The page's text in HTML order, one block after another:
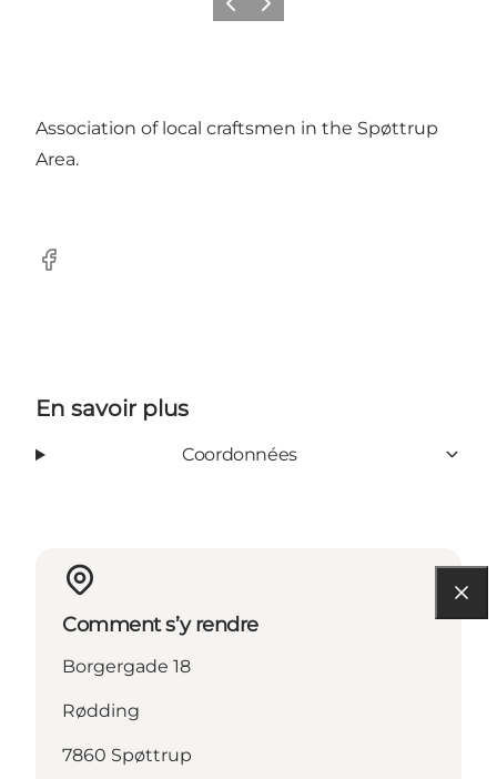
PrécédentSuivant
Association of local craftsmen in the Spøttrup
Area.
Facebook
En savoir plus
Coordonnées
Comment s’y rendre
Borgergade 18
Rødding
7860 Spøttrup